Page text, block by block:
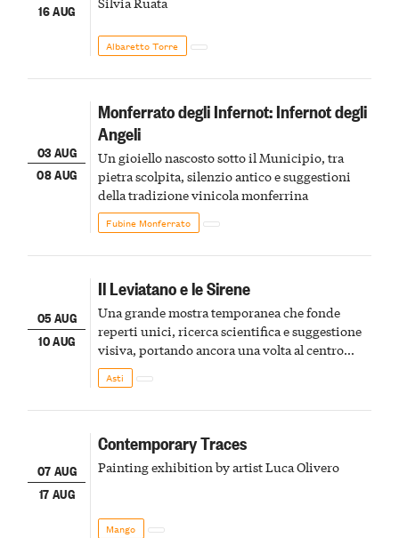
16 AUG
Albaretto Torre
03 AUG
08 AUG
Monferrato degli Infernot: Infernot degli
Angeli
Un gioiello nascosto sotto il Municipio, tra
pietra scolpita, silenzio antico e suggestioni
della tradizione vinicola monferrina
Fubine Monferrato
05 AUG
10 AUG
Il Leviatano e le Sirene
Una grande mostra temporanea che fonde
reperti unici, ricerca scientifica e suggestione
visiva, portando ancora una volta al centro
della scena le meraviglie del passato astigiano
Asti
07 AUG
17 AUG
Contemporary Traces
Painting exhibition by artist Luca Olivero
Mango